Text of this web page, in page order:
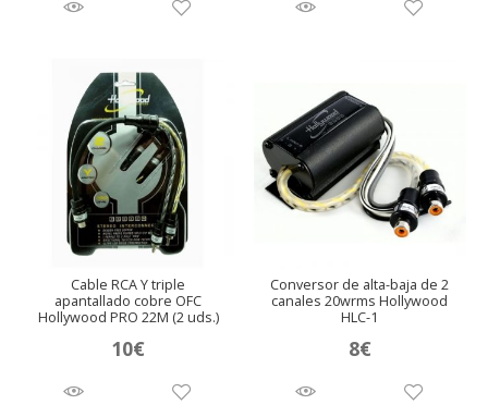
Cable RCA Y triple
apantallado cobre OFC
Hollywood PRO 22M (2 uds.)
10€
Conversor de alta-baja de 2
canales 20wrms Hollywood
HLC-1
8€